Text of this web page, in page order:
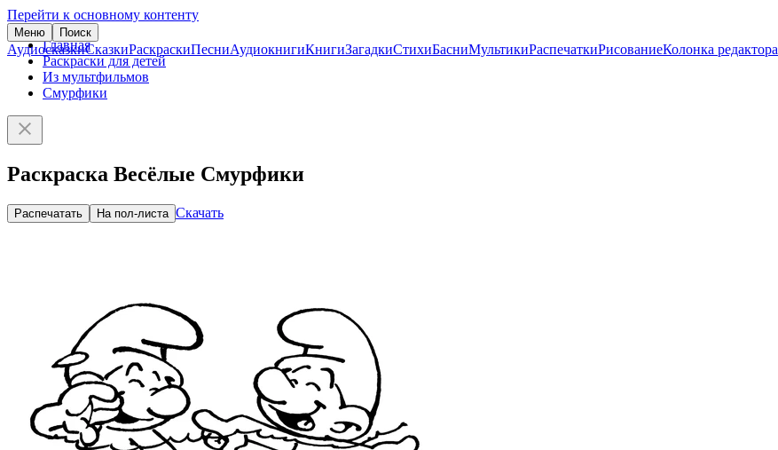
Перейти к основному контенту
Меню Поиск
АудиосказкиСказкиРаскраскиПесниАудиокнигиКнигиЗагадкиСтихиБасниМультикиРаспечаткиРисованиеКолонка редактора
Главная
Раскраски для детей
Из мультфильмов
Смурфики
Раскраска Весёлые Смурфики
Распечатать На пол-листа Скачать